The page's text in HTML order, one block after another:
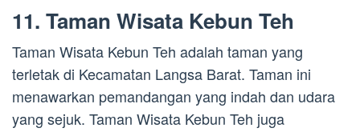
11. Taman Wisata Kebun Teh
Taman Wisata Kebun Teh adalah taman yang
terletak di Kecamatan Langsa Barat. Taman ini
menawarkan pemandangan yang indah dan udara
yang sejuk. Taman Wisata Kebun Teh juga